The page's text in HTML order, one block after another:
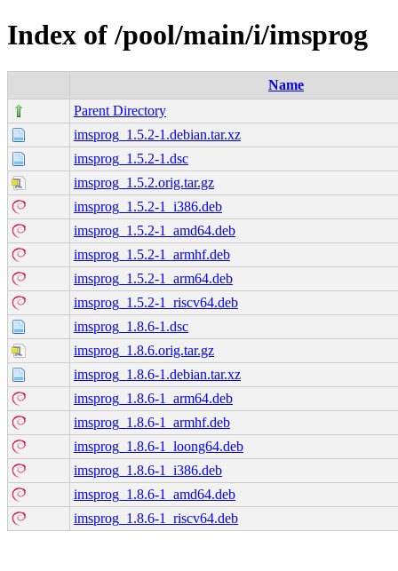
Index of /pool/main/i/imsprog
Name
Parent Directory
imsprog_1.5.2-1.debian.tar.xz
imsprog_1.5.2-1.dsc
imsprog_1.5.2.orig.tar.gz
imsprog_1.5.2-1_i386.deb
imsprog_1.5.2-1_amd64.deb
imsprog_1.5.2-1_armhf.deb
imsprog_1.5.2-1_arm64.deb
imsprog_1.5.2-1_riscv64.deb
imsprog_1.8.6-1.dsc
imsprog_1.8.6.orig.tar.gz
imsprog_1.8.6-1.debian.tar.xz
imsprog_1.8.6-1_arm64.deb
imsprog_1.8.6-1_armhf.deb
imsprog_1.8.6-1_loong64.deb
imsprog_1.8.6-1_i386.deb
imsprog_1.8.6-1_amd64.deb
imsprog_1.8.6-1_riscv64.deb